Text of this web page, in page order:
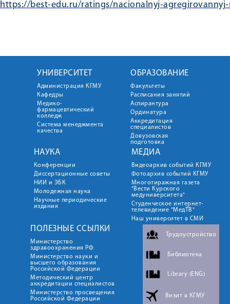
https://best-edu.ru/ratings/nacionalnyj-
УНИВЕРСИТЕТ
Администрация КГМУ
Кафедры
Медико-
фармацевтический
колледж
Система менеджмента
качества
ОБРАЗОВАНИЕ
Факультеты
Расписания занятий
Аспирантура
Ординатура
Аккредитация
специалистов
Довузовская
подготовка
НАУКА
Конференции
Диссертационные советы
НИИ и ЭБК
Молодежная наука
Научные периодические
издания
МЕДИА
Видеоархив событий КГМУ
Фотоархив событий КГМУ
Многотиражная газета
"Вести Курского
медуниверситета"
Студенческое интернет-
телевидение "МедТВ"
Наш университет в СМИ
ПОЛЕЗНЫЕ ССЫЛКИ
Министерство
здравоохранения РФ
Министерство науки и
высшего образования
Российской Федерации
Методический центр
аккредитации специалистов
Министерство просвещения
Российской Федерации
Трудоустройство
Библиотека
Library (ENG)
Визит в КГМУ